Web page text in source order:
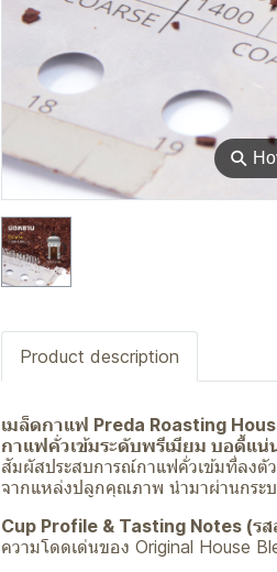
⚲
Product description
เมล็ดกาแฟ Preda Roasting
กาแฟคั่วเข้มระดับพรีเมียม บอดี้แ
สัมผัสประสบการณ์กาแฟคั่วเข้มที่ลงตั
จากแหล่งปลูกคุณภาพ นำมาผ่านกระ
Cup Profile & Tasting Notes (
ความโดดเด่นของ Original House